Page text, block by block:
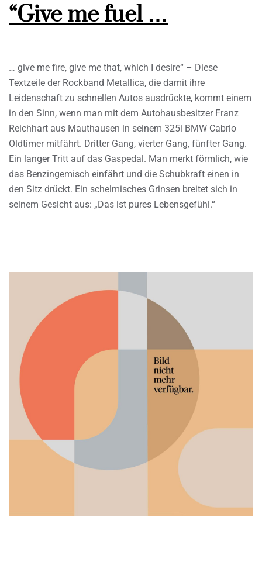
“Give me fuel …
… give me fire, give me that, which I desire“ – Diese
Textzeile der Rockband Metallica, die damit ihre
Leidenschaft zu schnellen Autos ausdrückte, kommt einem
in den Sinn, wenn man mit dem Autohausbesitzer Franz
Reichhart aus Mauthausen in seinem 325i BMW Cabrio
Oldtimer mitfährt. Dritter Gang, vierter Gang, fünfter Gang.
Ein langer Tritt auf das Gaspedal. Man merkt förmlich, wie
das Benzingemisch einfährt und die Schubkraft einen in
den Sitz drückt. Ein schelmisches Grinsen breitet sich in
seinem Gesicht aus: „Das ist pures Lebensgefühl.“